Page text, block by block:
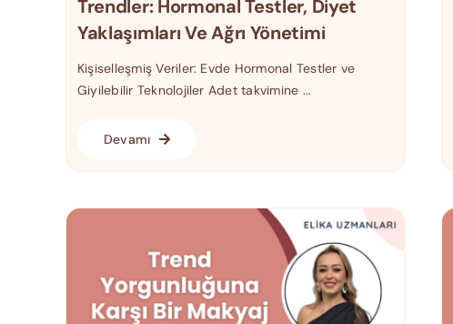
Trendler: Hormonal Testler, Diyet
Yaklaşımları Ve Ağrı Yönetimi
Kişiselleşmiş Veriler: Evde Hormonal Testler ve
Giyilebilir Teknolojiler Adet takvimine ...
Devamı